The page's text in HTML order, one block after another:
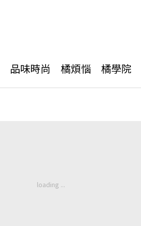
品味時尚 橘煩惱 橘學院